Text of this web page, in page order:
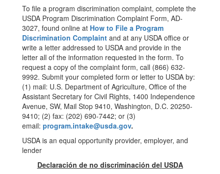
To file a program discrimination complaint, complete the
USDA Program Discrimination Complaint Form, AD-
3027, found online at How to File a Program
Discrimination Complaint and at any USDA office or
write a letter addressed to USDA and provide in the
letter all of the information requested in the form. To
request a copy of the complaint form, call (866) 632-
9992. Submit your completed form or letter to USDA by:
(1) mail: U.S. Department of Agriculture, Office of the
Assistant Secretary for Civil Rights, 1400 Independence
Avenue, SW, Mail Stop 9410, Washington, D.C. 20250-
9410; (2) fax: (202) 690-7442; or (3)
email: program.intake@usda.gov.
USDA is an equal opportunity provider, employer, and
lender
Declaración de no discriminación del USDA